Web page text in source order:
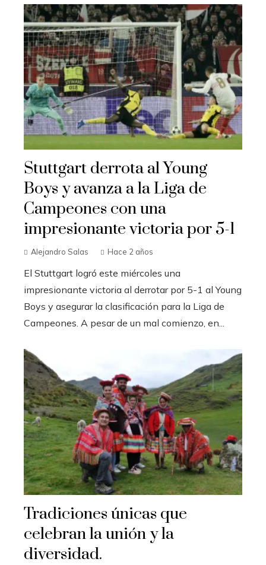
Stuttgart derrota al Young
Boys y avanza a la Liga de
Campeones con una
impresionante victoria por 5-1
Alejandro Salas Hace 2 años
El Stuttgart logró este miércoles una
impresionante victoria al derrotar por 5-1 al Young
Boys y asegurar la clasificación para la Liga de
Campeones. A pesar de un mal comienzo, en...
Tradiciones únicas que
celebran la unión y la
diversidad.